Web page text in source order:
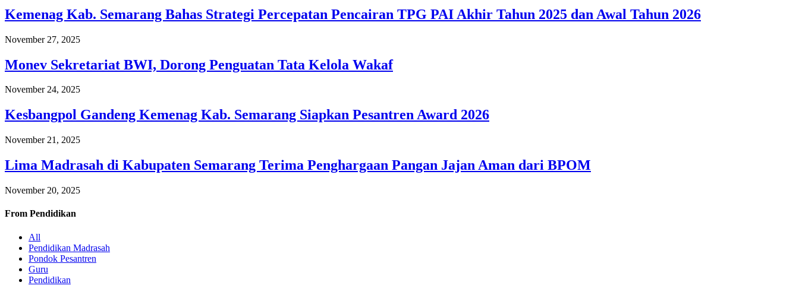
Kemenag Kab. Semarang Bahas Strategi Percepatan Pencairan TPG PAI Akhir Tahun 2025 dan Awal Tahun 2026
November 27, 2025
Monev Sekretariat BWI, Dorong Penguatan Tata Kelola Wakaf
November 24, 2025
Kesbangpol Gandeng Kemenag Kab. Semarang Siapkan Pesantren Award 2026
November 21, 2025
Lima Madrasah di Kabupaten Semarang Terima Penghargaan Pangan Jajan Aman dari BPOM
November 20, 2025
From Pendidikan
All
Pendidikan Madrasah
Pondok Pesantren
Guru
Pendidikan